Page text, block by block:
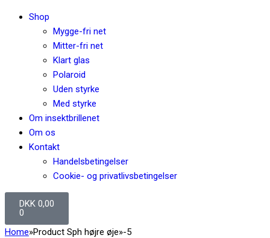
Shop
Mygge-fri net
Mitter-fri net
Klart glas
Polaroid
Uden styrke
Med styrke
Om insektbrillenet
Om os
Kontakt
Handelsbetingelser
Cookie- og privatlivsbetingelser
DKK 0,00
0
Home»Product Sph højre øje»-5